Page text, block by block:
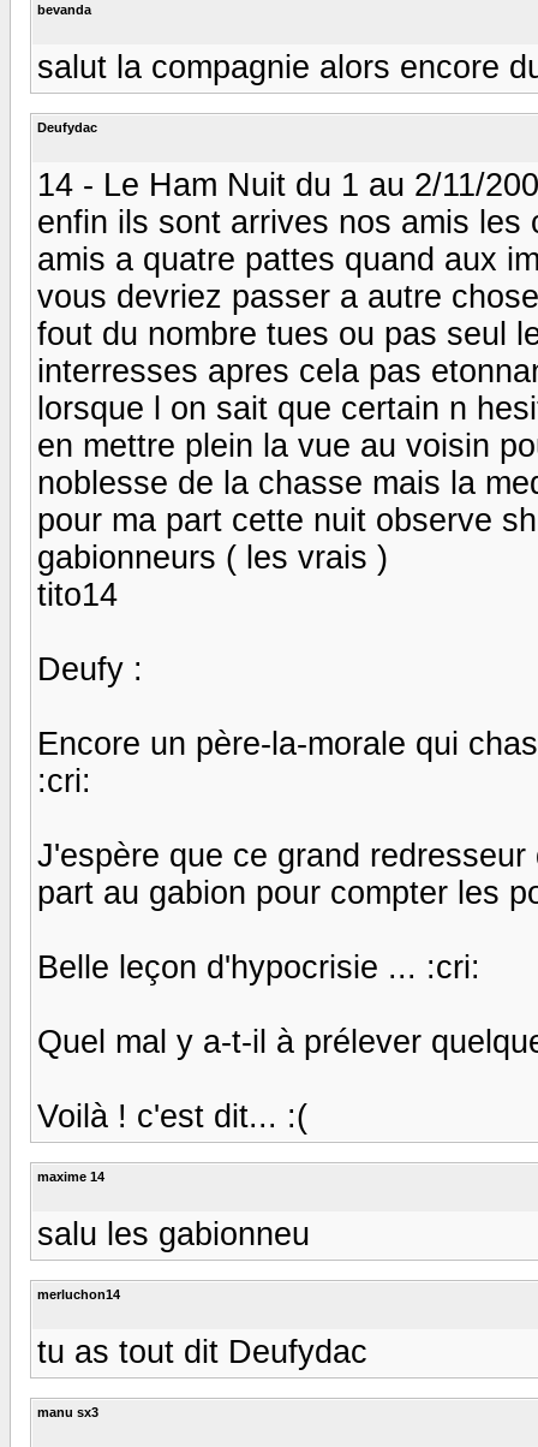
bevanda
salut la compagnie alors encore
Deufydac
14 - Le Ham Nuit du 1 au 2/11/
enfin ils sont arrives nos amis
amis a quatre pattes quand aux
vous devriez passer a autre
fout du nombre tues ou pas seul
interresses apres cela pas
lorsque l on sait que certain n
en mettre plein la vue au voisin
noblesse de la chasse mais la
pour ma part cette nuit observe
gabionneurs ( les vrais )
tito14
Deufy :
Encore un père-la-morale qui
:cri:
J'espère que ce grand
part au gabion pour compter les
Belle leçon d'hypocrisie ... :cri:
Quel mal y a-t-il à prélever
Voilà ! c'est dit... :(
maxime 14
salu les gabionneu
merluchon14
tu as tout dit Deufydac
manu sx3